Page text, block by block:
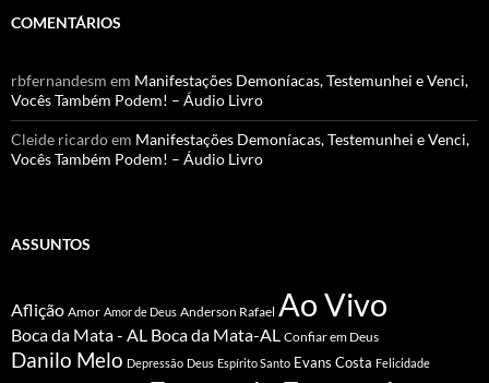
COMENTÁRIOS
rbfernandesm em Manifestações Demoníacas, Testemunhei e Venci,
Vocês Também Podem! – Áudio Livro
Cleide ricardoem Manifestações Demoníacas, Testemunhei e Venci,
Vocês Também Podem! – Áudio Livro
ASSUNTOS
Aflição Amor Amor de Deus Anderson Rafael Ao Vivo
Boca da Mata - AL Boca da Mata-AL Confiar em Deus
Danilo Melo Depressão Deus Espírito Santo Evans Costa Felicidade